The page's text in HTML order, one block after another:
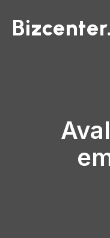
Bizcenter.